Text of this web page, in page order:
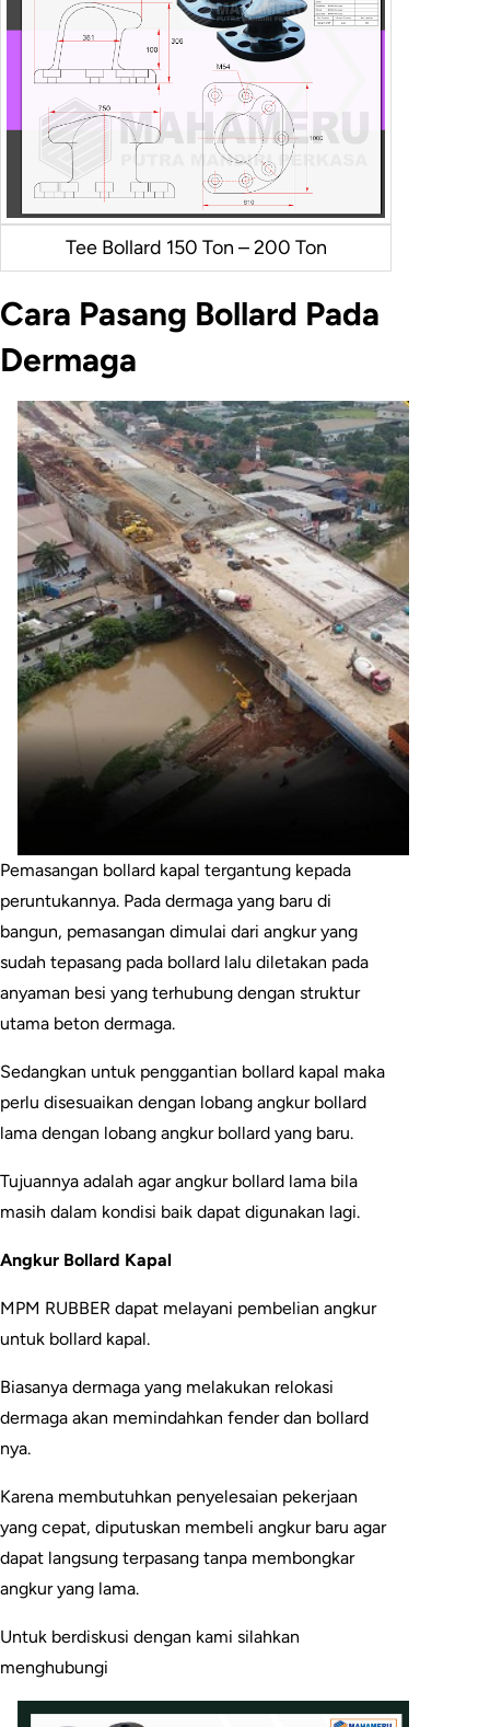
Tee Bollard 150 Ton – 200 Ton
Cara Pasang Bollard Pada
Dermaga
Pemasangan bollard kapal tergantung kepada
peruntukannya. Pada dermaga yang baru di
bangun, pemasangan dimulai dari angkur yang
sudah tepasang pada bollard lalu diletakan pada
anyaman besi yang terhubung dengan struktur
utama beton dermaga.
Sedangkan untuk penggantian bollard kapal maka
perlu disesuaikan dengan lobang angkur bollard
lama dengan lobang angkur bollard yang baru.
Tujuannya adalah agar angkur bollard lama bila
masih dalam kondisi baik dapat digunakan lagi.
Angkur Bollard Kapal
MPM RUBBER dapat melayani pembelian angkur
untuk bollard kapal.
Biasanya dermaga yang melakukan relokasi
dermaga akan memindahkan fender dan bollard
nya.
Karena membutuhkan penyelesaian pekerjaan
yang cepat, diputuskan membeli angkur baru agar
dapat langsung terpasang tanpa membongkar
angkur yang lama.
Untuk berdiskusi dengan kami silahkan
menghubungi